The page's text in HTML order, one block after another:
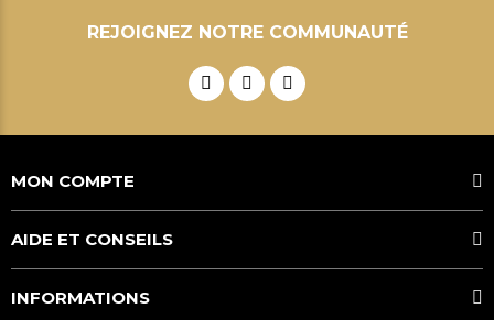
REJOIGNEZ NOTRE COMMUNAUTÉ
MON COMPTE
AIDE ET CONSEILS
INFORMATIONS